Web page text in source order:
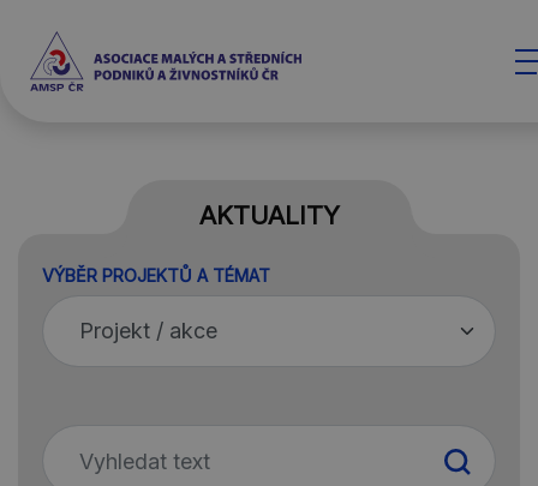
AKTUALITY
VÝBĚR PROJEKTŮ A TÉMAT